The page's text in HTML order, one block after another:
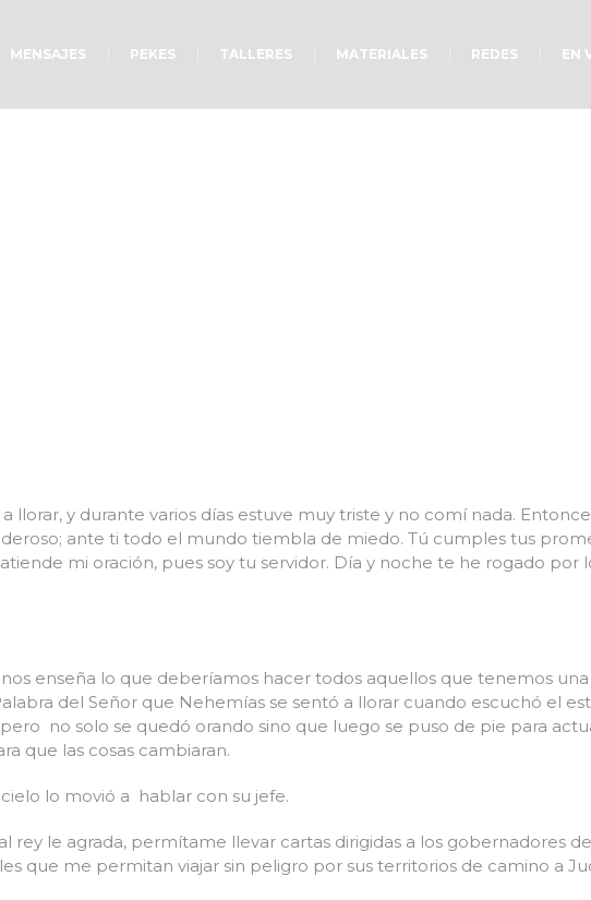
MENSAJES PEKES TALLERES MATERIALES REDES EN
llorar, y durante varios días estuve muy triste y no comí nada.
ante ti todo el mundo tiembla de miedo. Tú cumples tus
mi oración, pues soy tu servidor. Día y noche te he rogado por
enseña lo que deberíamos hacer todos aquellos que tenemos
del Señor que Nehemías se sentó a llorar cuando escuchó el
no solo se quedó orando sino que luego se puso de pie para
que las cosas cambiaran.
lo movió a hablar con su jefe.
rey le agrada, permítame llevar cartas dirigidas a los gobernadores
que me permitan viajar sin peligro por sus territorios de camino a